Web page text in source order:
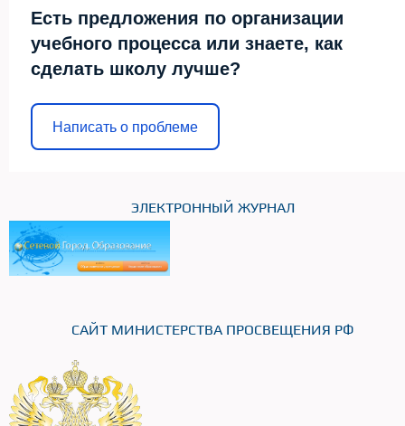
Есть предложения по организации
учебного процесса или знаете, как
сделать школу лучше?
Написать о проблеме
ЭЛЕКТРОННЫЙ ЖУРНАЛ
САЙТ МИНИСТЕРСТВА ПРОСВЕЩЕНИЯ РФ